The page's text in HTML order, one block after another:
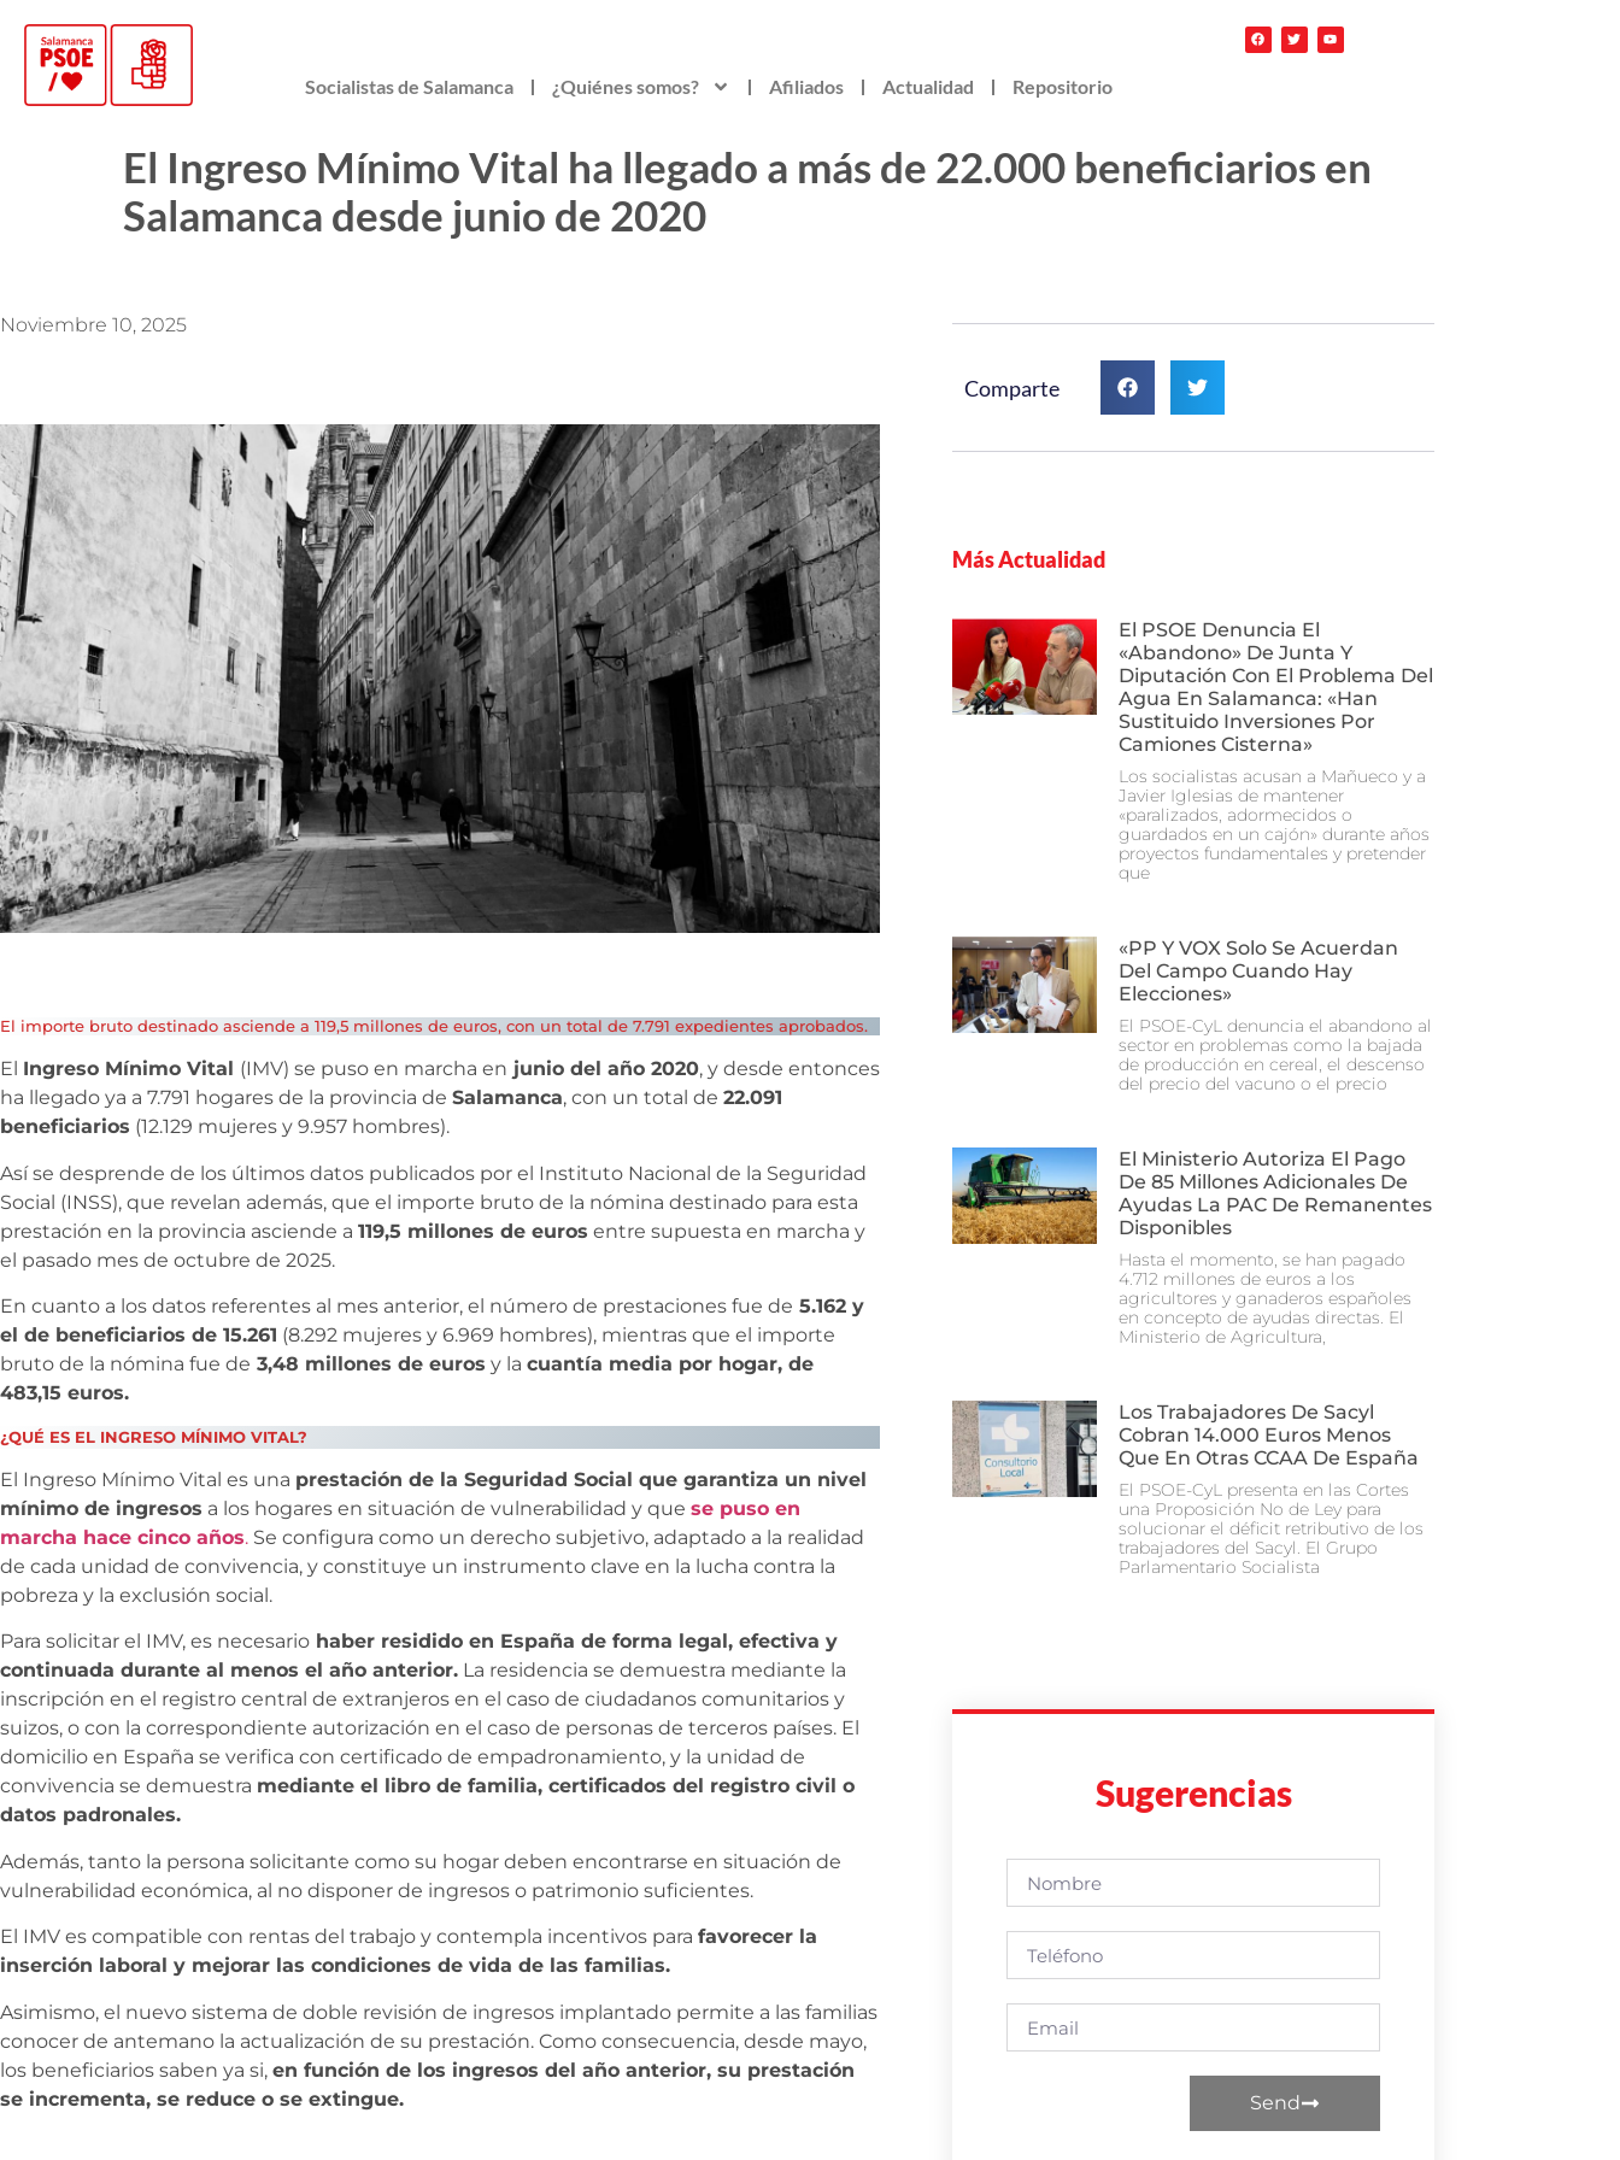
Socialistas de Salamanca ¿Quiénes somos? Afiliados Actualidad Repositorio
El Ingreso Mínimo Vital ha llegado a más de 22.000 beneficiarios en
Salamanca desde junio de 2020
Noviembre 10, 2025
El importe bruto destinado asciende a 119,5 millones de euros, con un total de 7.791 expedientes aprobados.
El Ingreso Mínimo Vital (IMV) se puso en marcha en junio del año 2020, y desde entonces
ha llegado ya a 7.791 hogares de la provincia de Salamanca, con un total de 22.091
beneficiarios (12.129 mujeres y 9.957 hombres).
Así se desprende de los últimos datos publicados por el Instituto Nacional de la Seguridad
Social (INSS), que revelan además, que el importe bruto de la nómina destinado para esta
prestación en la provincia asciende a 119,5 millones de euros entre supuesta en marcha y
el pasado mes de octubre de 2025.
En cuanto a los datos referentes al mes anterior, el número de prestaciones fue de 5.162 y
el de beneficiarios de 15.261 (8.292 mujeres y 6.969 hombres), mientras que el importe
bruto de la nómina fue de 3,48 millones de euros y la cuantía media por hogar, de
483,15 euros.
¿QUÉ ES EL INGRESO MÍNIMO VITAL?
El Ingreso Mínimo Vital es una prestación de la Seguridad Social que garantiza un nivel
mínimo de ingresos a los hogares en situación de vulnerabilidad y que se puso en
marcha hace cinco años. Se configura como un derecho subjetivo, adaptado a la realidad
de cada unidad de convivencia, y constituye un instrumento clave en la lucha contra la
pobreza y la exclusión social.
Para solicitar el IMV, es necesario haber residido en España de forma legal, efectiva y
continuada durante al menos el año anterior. La residencia se demuestra mediante la
inscripción en el registro central de extranjeros en el caso de ciudadanos comunitarios y
suizos, o con la correspondiente autorización en el caso de personas de terceros países. El
domicilio en España se verifica con certificado de empadronamiento, y la unidad de
convivencia se demuestra mediante el libro de familia, certificados del registro civil o
datos padronales.
Además, tanto la persona solicitante como su hogar deben encontrarse en situación de
vulnerabilidad económica, al no disponer de ingresos o patrimonio suficientes.
El IMV es compatible con rentas del trabajo y contempla incentivos para favorecer la
inserción laboral y mejorar las condiciones de vida de las familias.
Asimismo, el nuevo sistema de doble revisión de ingresos implantado permite a las familias
conocer de antemano la actualización de su prestación. Como consecuencia, desde mayo,
los beneficiarios saben ya si, en función de los ingresos del año anterior, su prestación
se incrementa, se reduce o se extingue.
Comparte
Más Actualidad
El PSOE Denuncia El
«abandono» De Junta Y
Diputación Con El Problema Del
Agua En Salamanca: «Han
Sustituido Inversiones Por
Camiones Cisterna»
Los socialistas acusan a Mañueco y a
Javier Iglesias de mantener
«paralizados, adormecidos o
guardados en un cajón» durante años
proyectos fundamentales y pretender
que
«PP Y VOX Solo Se Acuerdan
Del Campo Cuando Hay
Elecciones»
El PSOE-CyL denuncia el abandono al
sector en problemas como la bajada
de producción en cereal, el descenso
del precio del vacuno o el precio
El Ministerio Autoriza El Pago
De 85 Millones Adicionales De
Ayudas La PAC De Remanentes
Disponibles
Hasta el momento, se han pagado
4.712 millones de euros a los
agricultores y ganaderos españoles
en concepto de ayudas directas. El
Ministerio de Agricultura,
Los Trabajadores De Sacyl
Cobran 14.000 Euros Menos
Que En Otras CCAA De España
El PSOE-CyL presenta en las Cortes
una Proposición No de Ley para
solucionar el déficit retributivo de los
trabajadores del Sacyl. El Grupo
Parlamentario Socialista
Sugerencias
Send